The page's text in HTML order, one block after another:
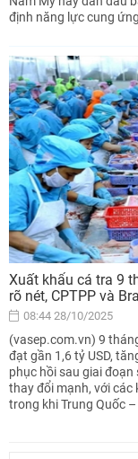
định năng lực cung
Xuất khẩu cá tra 9
rõ nét, CPTPP và
08:44 28/10/2025
(vasep.com.vn) 9
đạt gần 1,6 tỷ USD,
phục hồi sau giai
thay đổi mạnh, với các
trong khi Trung Quốc